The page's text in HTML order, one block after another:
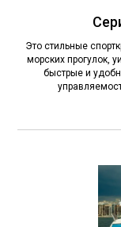
Это стильные
морских прогулок,
быстрые и